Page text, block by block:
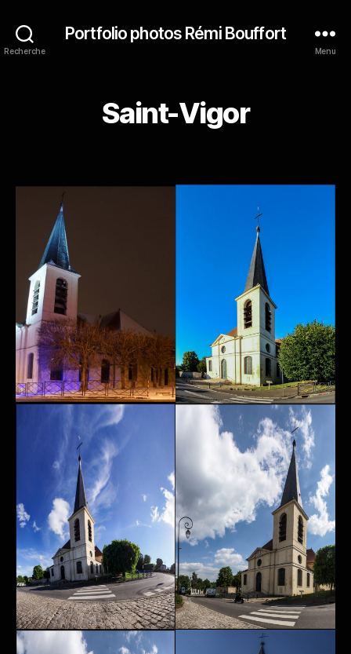
Recherche
Portfolio photos Rémi Bouffort
Menu
Saint-Vigor